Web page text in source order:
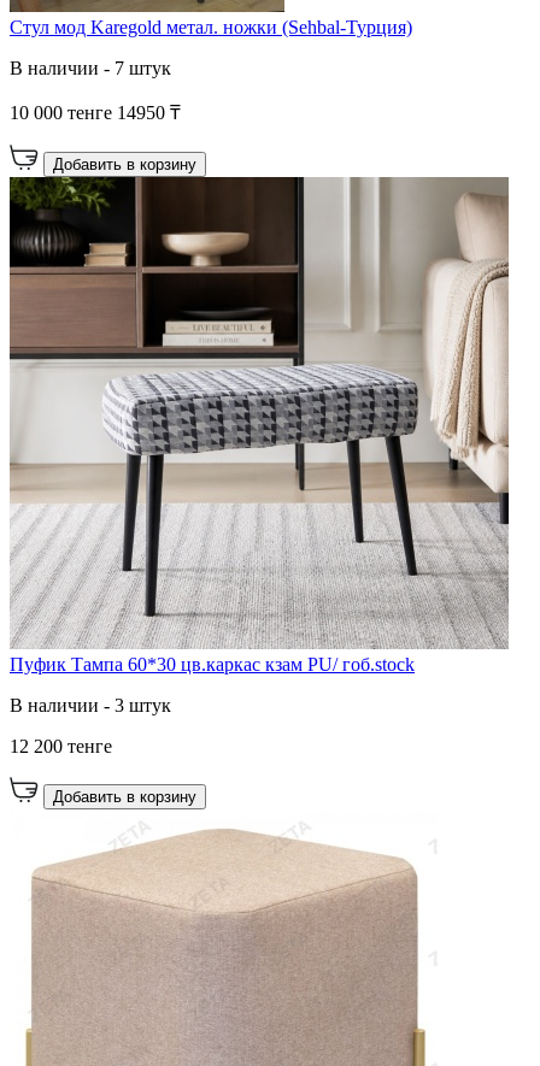
Стул мод Karegold метал. ножки (Sehbal-Турция)
В наличии - 7 штук
10 000 тенге 14950 ₸
Добавить в корзину
Пуфик Тампа 60*30 цв.каркас кзам PU/ гоб.stock
В наличии - 3 штук
12 200 тенге
Добавить в корзину